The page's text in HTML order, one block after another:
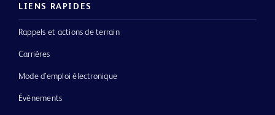
LIENS RAPIDES
Rappels et actions de terrain
Carrières
Mode d’emploi électronique
Événements